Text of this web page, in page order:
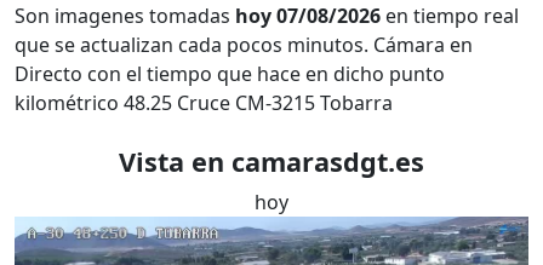
Son imagenes tomadas hoy 07/08/2026 en tiempo real
que se actualizan cada pocos minutos. Cámara en
Directo con el tiempo que hace en dicho punto
kilométrico 48.25 Cruce CM-3215 Tobarra
Vista en camarasdgt.es
hoy